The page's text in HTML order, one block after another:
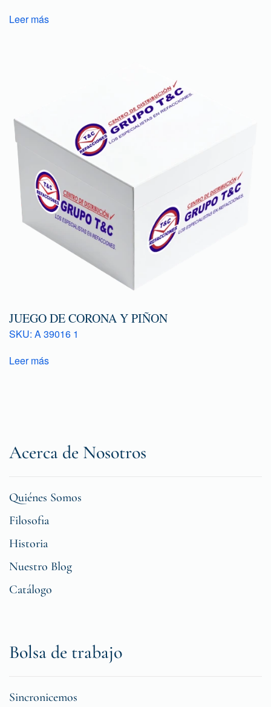
Leer más
JUEGO DE CORONA Y PIÑON
SKU: A 39016 1
Leer más
Acerca de Nosotros
Quiénes Somos
Filosofia
Historia
Nuestro Blog
Catálogo
Bolsa de trabajo
Sincronicemos